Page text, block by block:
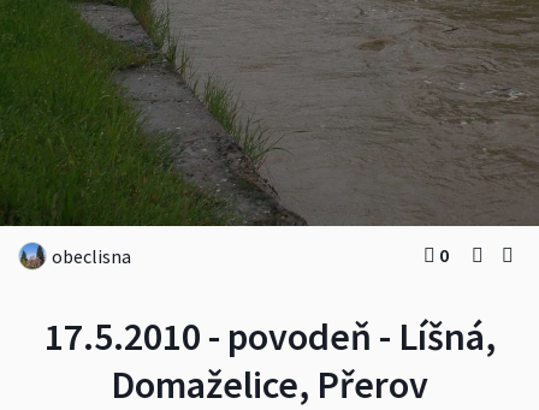
17.5.2010 - povodeň - Líšná,
Domaželice, Přerov
obeclisna 0